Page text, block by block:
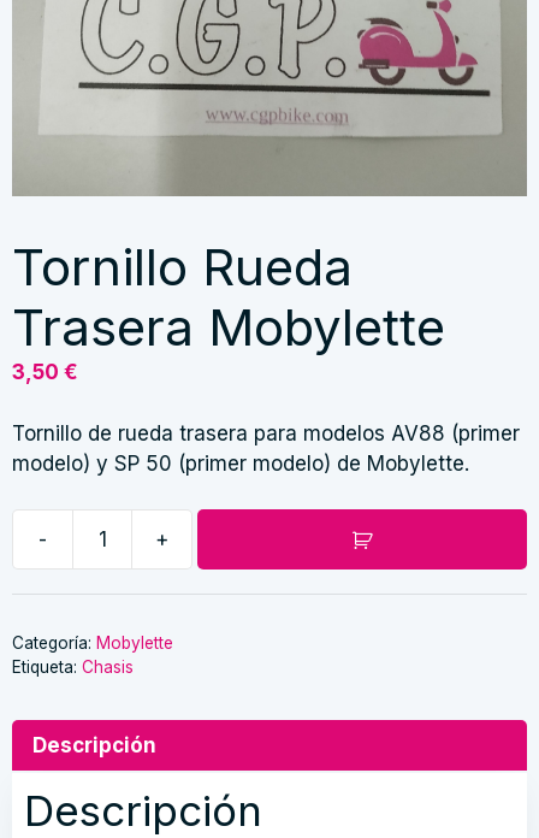
Tornillo Rueda
Trasera Mobylette
3,50 €
Tornillo de rueda trasera para modelos AV88 (primer
modelo) y SP 50 (primer modelo) de Mobylette.
- +
Categoría: Mobylette
Etiqueta: Chasis
Descripción
Descripción